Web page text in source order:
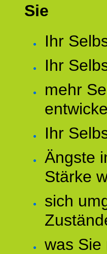
Sie
Ihr
Ihr
mehr
Ihr
Ängste
Stärke
sich
was Sie